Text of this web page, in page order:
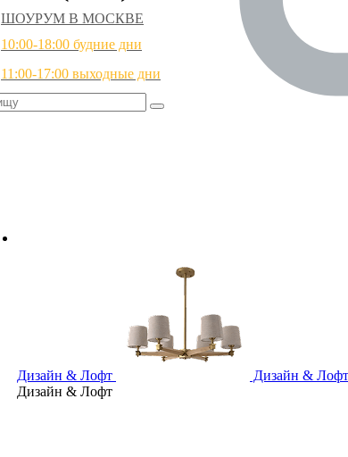
Дизайн & Лофт
Дизайн & Лофт
Дизайн & Лофт
ШОУРУМ В МОСКВЕ
10:00-18:00 будние дни
11:00-17:00 выходные дни